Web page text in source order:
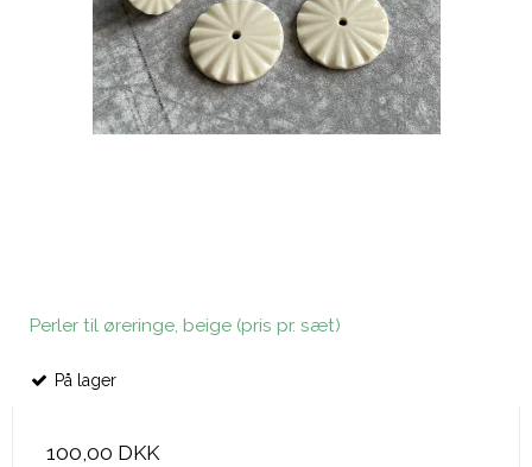
Perler til øreringe, beige (pris pr. sæt)
På lager
100,00 DKK